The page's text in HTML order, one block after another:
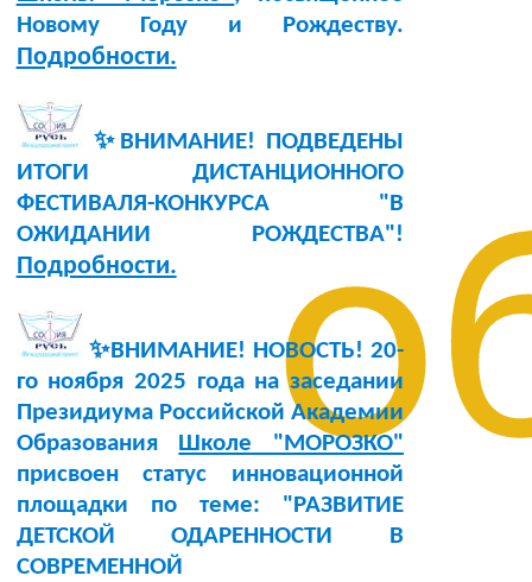
Новому Году и Рождеству.
Подробности.
✨ВНИМАНИЕ! ПОДВЕДЕНЫ
ИТОГИ ДИСТАНЦИОННОГО
ФЕСТИВАЛЯ-КОНКУРСА "В
ОЖИДАНИИ РОЖДЕСТВА"!
Подробности.
✨ВНИМАНИЕ! НОВОСТЬ! 20-
го ноября 2025 годана заседании
Президиума Российской Академии
Образования Школе "МОРОЗКО"
присвоен статус инновационной
площадки по теме: "РАЗВИТИЕ
ДЕТСКОЙ ОДАРЕННОСТИ В
СОВРЕМЕННОЙ